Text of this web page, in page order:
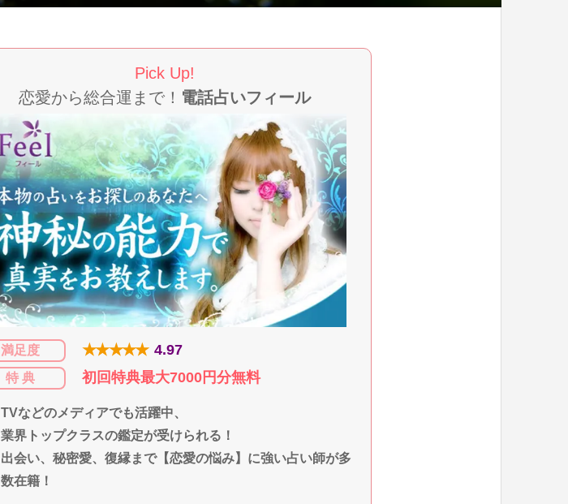
Pick Up!
恋愛から総合運まで！ 電話占いフィール
満足度 ★★★★★ 4.97
特 典 初回特典最大7000円分無料
TVなどのメディアでも活躍中、
業界トップクラスの鑑定が受けられる！
出会い、秘密愛、復縁まで【恋愛の悩み】に強い占い師が多
数在籍！